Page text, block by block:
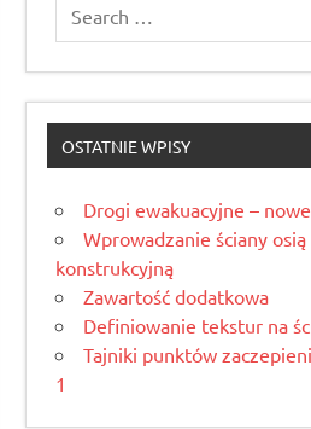
OSTATNIE WPISY
Drogi ewakuacyjne –
Wprowadzanie ściany osią
konstrukcyjną
Zawartość dodatkowa
Definiowanie tekstur na
Tajniki punktów
1